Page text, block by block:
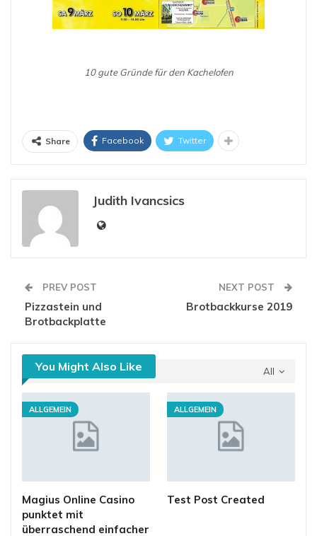
10 gute Gründe für den Kachelofen
Share Facebook Twitter
Judith Ivancsics
PREV POST
Pizzastein und
Brotbackplatte
NEXT POST
Brotbackkurse 2019
All
You Might Also Like
ALLGEMEIN
Magius Online Casino
punktet mit
überraschend einfacher
ALLGEMEIN
Test Post Created